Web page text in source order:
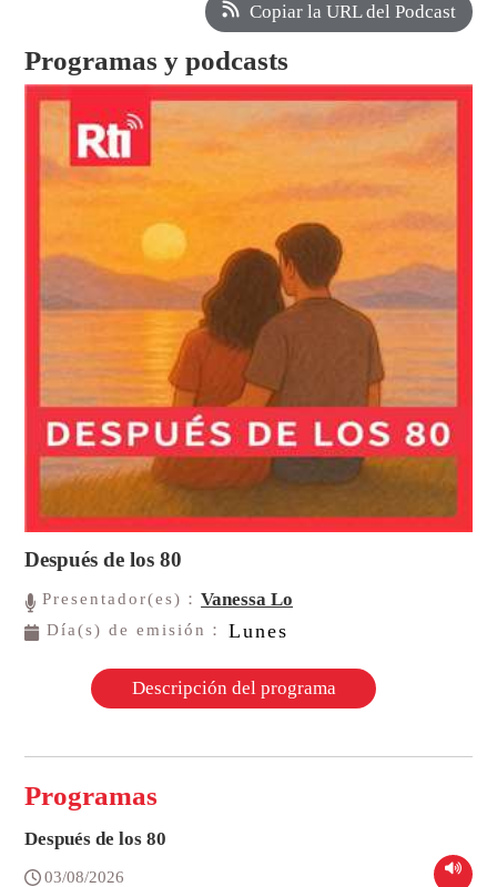
Copiar la URL del Podcast
Programas y podcasts
Después de los 80
Presentador(es)：Vanessa Lo
Día(s) de emisión： Lunes
Descripción del programa
Programas
Después de los 80
03/08/2026